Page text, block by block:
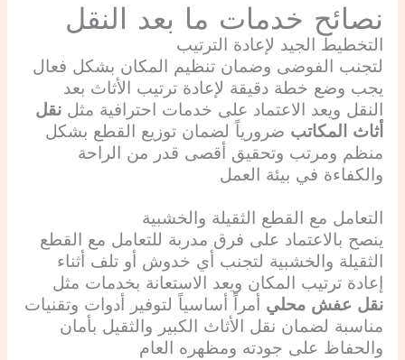
نصائح خدمات ما بعد النقل
التخطيط الجيد لإعادة الترتيب
لتجنب الفوضى وضمان تنظيم المكان بشكل فعال
يجب وضع خطة دقيقة لإعادة ترتيب الأثاث بعد
النقل ويعد الاعتماد على خدمات احترافية مثل نقل
أثاث المكاتب ضرورياً لضمان توزيع القطع بشكل
منظم ومرتب وتحقيق أقصى قدر من الراحة
والكفاءة في بيئة العمل
التعامل مع القطع الثقيلة والخشبية
ينصح بالاعتماد على فرق مدربة للتعامل مع القطع
الثقيلة والخشبية لتجنب أي خدوش أو تلف أثناء
إعادة ترتيب المكان ويعد الاستعانة بخدمات مثل
نقل عفش محلي أمراً أساسياً لتوفير أدوات وتقنيات
مناسبة لضمان نقل الأثاث الكبير والثقيل بأمان
والحفاظ على جودته ومظهره العام